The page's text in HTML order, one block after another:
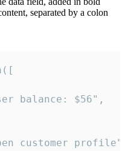
separated by a colon
balance: $56",
customer